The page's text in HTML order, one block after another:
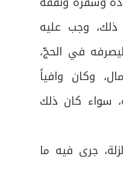
ذلك، وجب عليه
في الحجّ،
وكان وافياً
سواء كان ذلك
جرى فيه ما
الخلل في الطواف
وفيه فرع
والاستحاضة
و فيه فروع